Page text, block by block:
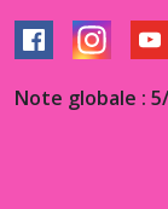
Note globale :